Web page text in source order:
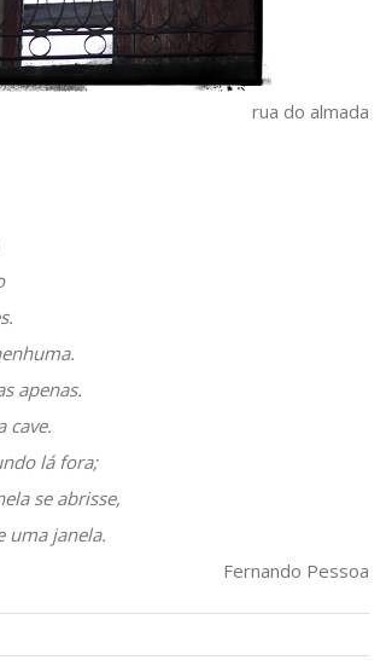
rua do almada
apenas.
cave.
lá fora;
se abrisse,
uma janela.
Fernando Pessoa